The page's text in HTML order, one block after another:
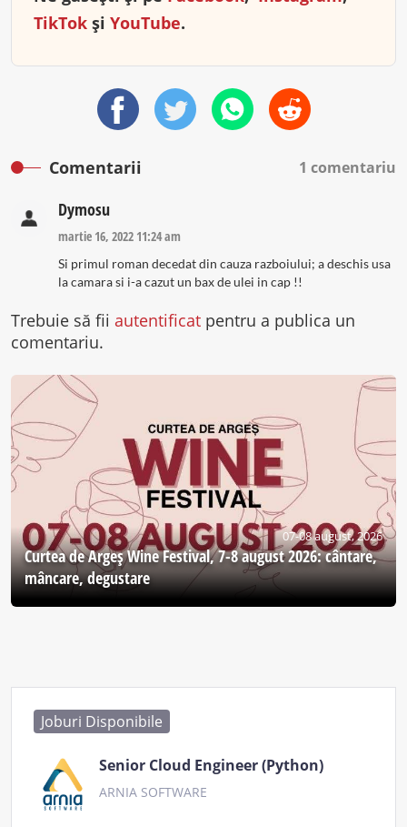
TikTok și YouTube.
Comentarii 1 comentariu
Dymosu
martie 16, 2022 11:24 am
Si primul roman decedat din cauza razboiului; a deschis usa
la camara si i-a cazut un bax de ulei in cap !!
Trebuie să fii autentificat pentru a publica un
comentariu.
07-08 august, 2026
Curtea de Argeş Wine Festival, 7-8 august 2026: cântare,
mâncare, degustare
Joburi Disponibile
Senior Cloud Engineer (Python)
ARNIA SOFTWARE